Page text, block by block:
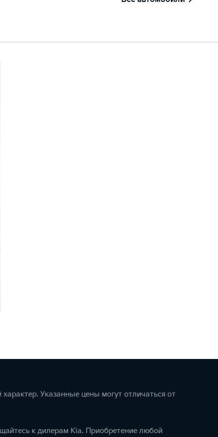
Указанные цены могут отличаться от
к дилерам Kia. Приобретение любой